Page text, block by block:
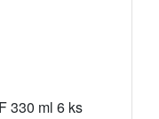
330 ml 6 ks